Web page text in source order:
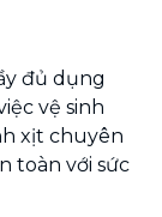
đủ dụng
vệ sinh
xịt chuyên
toàn với sức